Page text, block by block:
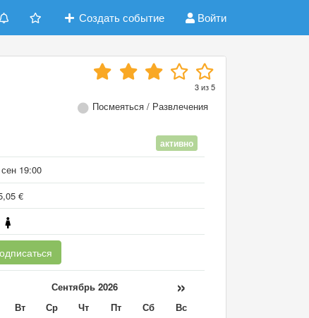
Создать событие Войти
3из5
Посмеяться / Развлечения
активно
19:00
€
Сентябрь 2026 »
Вт Ср Чт Пт Сб
Вс